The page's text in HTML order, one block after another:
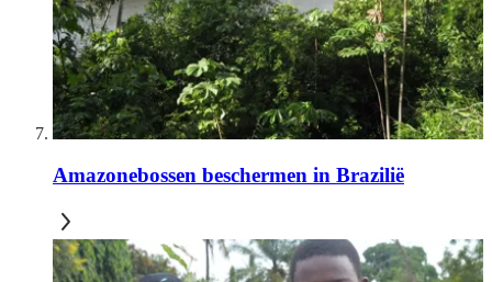
Amazonebossen beschermen in Brazilië